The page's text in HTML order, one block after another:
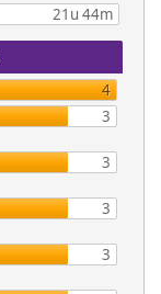
21u 44m
4
3
3
3
3